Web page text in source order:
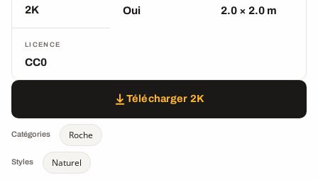
2K Oui 2.0 × 2.0 m
LICENCE
CC0
Télécharger 2K
Catégories Roche
Styles Naturel